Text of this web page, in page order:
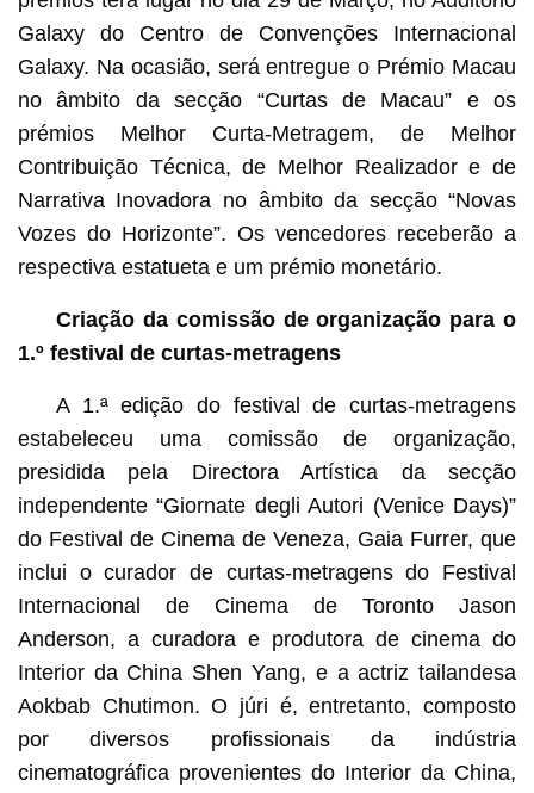
Galaxy do Centro de Convenções Internacional
Galaxy. Na ocasião, será entregue o Prémio Macau
no âmbito da secção “Curtas de Macau” e os
prémios Melhor Curta-Metragem, de Melhor
Contribuição Técnica, de Melhor Realizador e de
Narrativa Inovadora no âmbito da secção “Novas
Vozes do Horizonte”. Os vencedores receberão a
respectiva estatueta e um prémio monetário.
Criação da comissão de organização para o
1.º festival de curtas-metragens
A 1.ª edição do festival de curtas-metragens
estabeleceu uma comissão de organização,
presidida pela Directora Artística da secção
independente “Giornate degli Autori (Venice Days)”
do Festival de Cinema de Veneza, Gaia Furrer, que
inclui o curador de curtas-metragens do Festival
Internacional de Cinema de Toronto Jason
Anderson, a curadora e produtora de cinema do
Interior da China Shen Yang, e a actriz tailandesa
Aokbab Chutimon. O júri é, entretanto, composto
por diversos profissionais da indústria
cinematográfica provenientes do Interior da China,